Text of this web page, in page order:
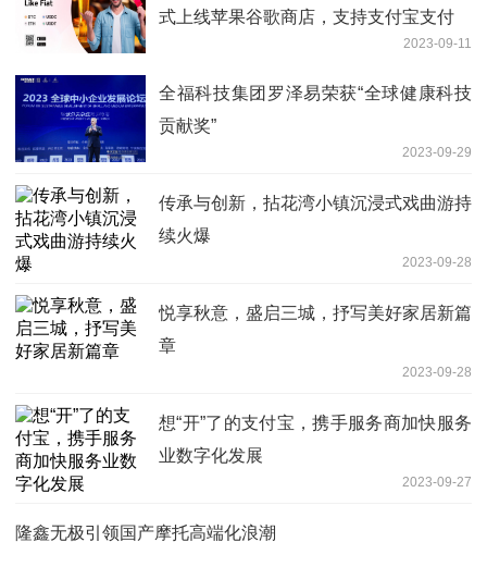
式上线苹果谷歌商店，支持支付宝支付
2023-09-11
全福科技集团罗泽易荣获“全球健康科技
贡献奖”
2023-09-29
传承与创新，拈花湾小镇沉浸式戏曲游持
续火爆
2023-09-28
悦享秋意，盛启三城，抒写美好家居新篇
章
2023-09-28
想“开”了的支付宝，携手服务商加快服务
业数字化发展
2023-09-27
隆鑫无极引领国产摩托高端化浪潮